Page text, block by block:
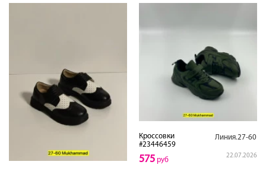
Кроссовки
#23446459
Линия.27-60
22.07.2026
575 руб